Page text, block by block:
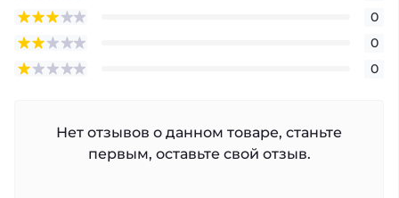
0
0
0
Нет отзывов о данном товаре, станьте
первым, оставьте свой отзыв.